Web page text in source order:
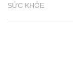
SỨC KHỎE